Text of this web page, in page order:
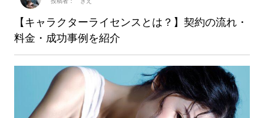
【キャラクターライセンスとは？】契約の流れ・
料金・成功事例を紹介